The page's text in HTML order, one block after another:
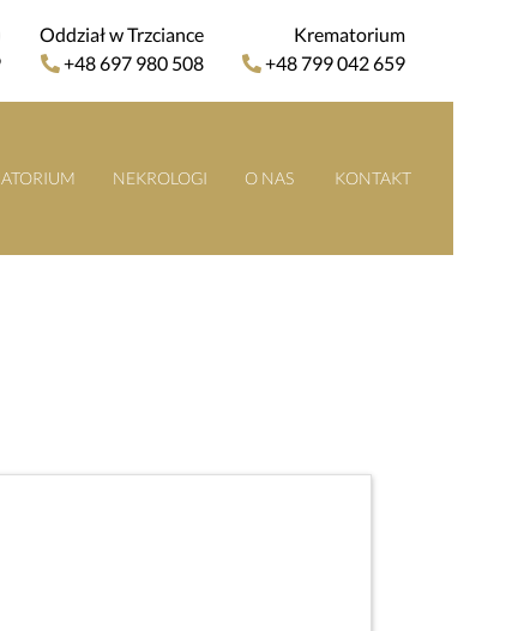
Oddział w Trzciance
+48 697 980 508
Krematorium
+48 799 042 659
NEKROLOGI O NAS KONTAKT